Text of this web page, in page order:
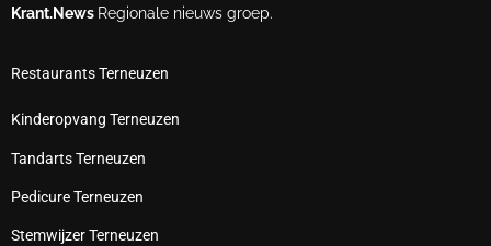
Krant.News Regionale nieuws groep.
Restaurants Terneuzen
Kinderopvang Terneuzen
Tandarts Terneuzen
Pedicure Terneuzen
Stemwijzer Terneuzen